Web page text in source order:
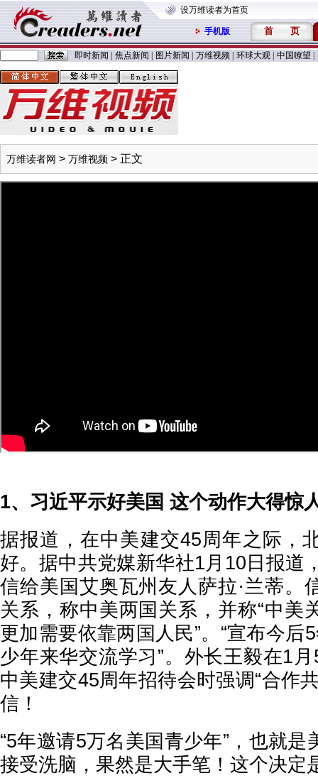
设万维读者为首页
手机版 首 页
即时新闻 焦点新闻 图片新闻 万维视频 环球大观 中国嘹望
万维读者网 > 万维视频 > 正文
1、习近平示好美国 这个动作大得惊
据报道，在中美建交45周年之际，
好。据中共党媒新华社1月10日报道
信给美国艾奥瓦州友人萨拉·兰蒂。
关系，称中美两国关系，并称“中美
更加需要依靠两国人民”。“宣布今后
少年来华交流学习”。外长王毅在1
中美建交45周年招待会时强调“合作
信！
“5年邀请5万名美国青少年”，也就
接受洗脑，果然是大手笔！这个决定